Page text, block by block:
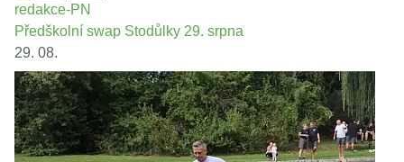
redakce-PN
Předškolní swap Stodůlky 29. srpna
29. 08.